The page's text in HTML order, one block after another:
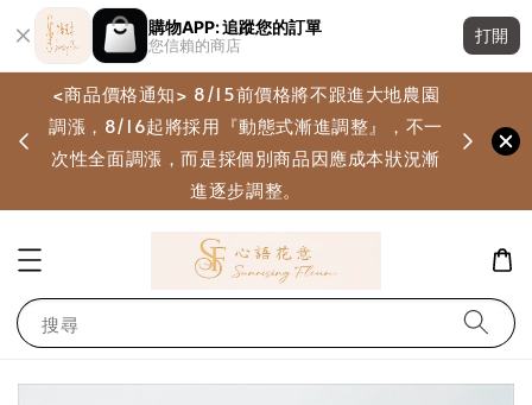
購物APP: 追蹤您的訂單
您信賴的商店
打開
<商品價格通知> 8/15前價格將不跟進大地農園
調漲，8/16起將採用『動態式漸進調整』，不一
次性全面調漲，而是採個別商品因應成本狀況漸
進逐步調整。
搜尋